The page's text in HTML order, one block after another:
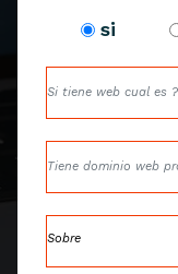
si
Sobre